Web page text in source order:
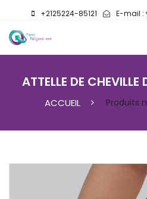
+2125224-85121 E-mail :
ATTELLE DE
ACCUEIL Produits